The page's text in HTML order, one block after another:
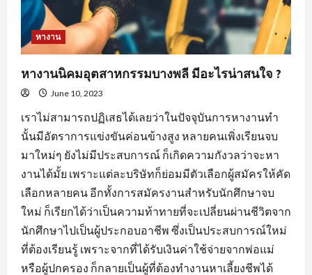
หางาน
หางานนิคมอุตสาหกรรมบางพลี มีอะไรน่าสนใจ ?
June 10, 2023
เราไม่สามารถปฏิเสธได้เลยว่าในปัจจุบันการหางานทำ
นั้นมีอัตราการแข่งขันค่อนข้างสูง หลายคนเพิ่งเรียนจบ
มาใหม่ๆ ยังไม่มีประสบการณ์ ก็เกิดความกังวลว่าจะหา
งานได้มั้ย เพราะแต่ละบริษัทก็ย่อมมีตัวเลือกผู้สมัครให้คัด
เลือกหลายคน อีกทั้งการสมัครงานสำหรับนักศึกษาจบ
ใหม่ ก็เรียกได้ว่าเป็นความท้าทายที่จะเปลี่ยนผ่านชีวิตจาก
นักศึกษาไปเป็นผู้ประกอบอาชีพ ซึ่งเป็นประสบการณ์ใหม่
ที่ต้องเรียนรู้ เพราะจากที่ได้รับเงินค่าใช้จ่ายจากพ่อแม่
หรือผู้ปกครอง ก็กลายเป็นผู้ที่ต้องทำงานหาเลี้ยงชีพได้